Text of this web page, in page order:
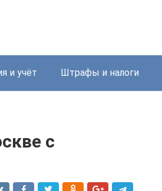
и учёт Штрафы и налоги
с